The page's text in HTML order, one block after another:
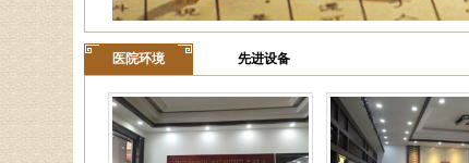
医院环境 先进设备